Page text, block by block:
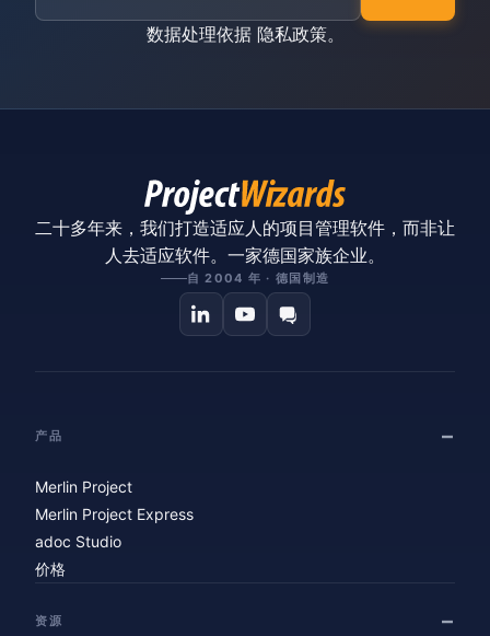
数据处理依据 隐私政策。
二十多年来，我们打造适应人的项目管理软件，而非让
人去适应软件。一家德国家族企业。
自 2004 年 · 德国制造
产品
Merlin Project
Merlin Project Express
adoc Studio
价格
资源